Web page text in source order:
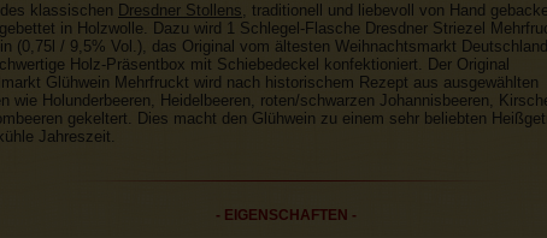
klassischen Dresdner Stollens, traditionell und liebevoll von Hand
in Holzwolle. Dazu wird 1 Schlegel-Flasche Dresdner Striezel
(0,75l / 9,5% Vol.), das Original vom ältesten Weihnachtsmarkt
Holz-Präsentbox mit Schiebedeckel konfektioniert. Der Original
Glühwein Mehrfruckt wird nach historischem Rezept aus ausgewählten
wie Holunderbeeren, Heidelbeeren, roten/schwarzen Johannisbeeren,
gekeltert. Dies macht den Glühwein zu einem sehr beliebten
Jahreszeit.
- EIGENSCHAFTEN -